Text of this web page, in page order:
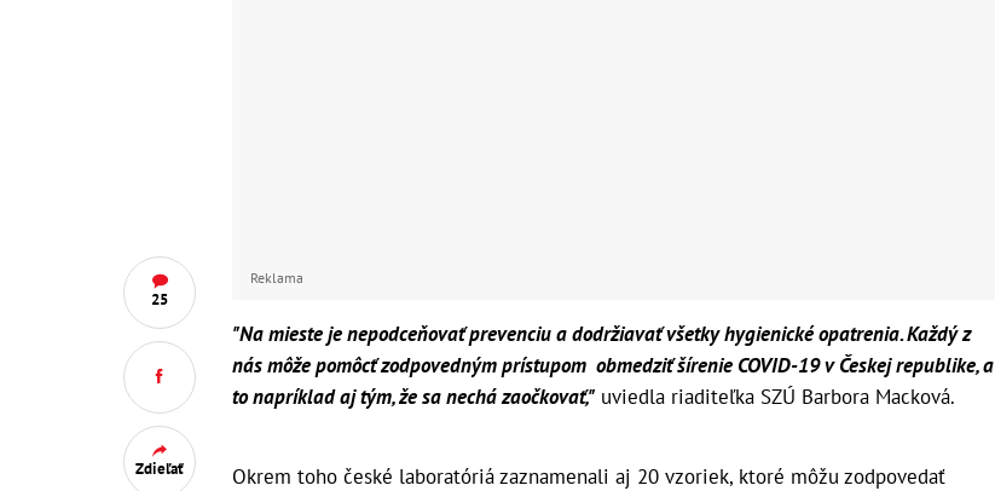
25
Zdieľať
Reklama
"Na mieste je nepodceňovať prevenciu a dodržiavať všetky hygienické opatrenia. Každý z
nás môže pomôcť zodpovedným prístupom obmedziť šírenie COVID-19 v Českej republike, a
to napríklad aj tým, že sa nechá zaočkovať," uviedla riaditeľka SZÚ Barbora Macková.
Okrem toho české laboratóriá zaznamenali aj 20 vzoriek, ktoré môžu zodpovedať